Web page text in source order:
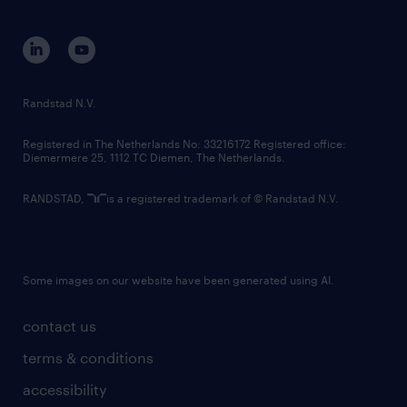
corporate governance
randstad innovation fund
country websites
contact us
terms & conditions
accessibility
Randstad N.V.
Registered in The Netherlands No: 33216172 Registered office:
Diemermere 25, 1112 TC Diemen, The Netherlands.
RANDSTAD, is a registered trademark of © Randstad N.V.
Some images on our website have been generated using AI.